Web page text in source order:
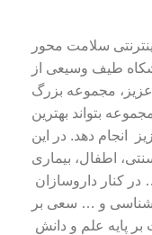
سلامت محور
طیف وسیعی از
مجموعه بزرگ
بتواند بهترین
انجام دهد. در این
اطفال، بیماری
در کنار داروسازان
و … سعی بر
پایه علم و دانش